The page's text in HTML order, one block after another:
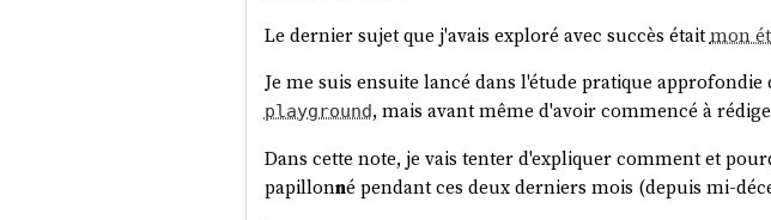
Un document médical sans identifiant, est-ce
Une question qui m'est tout de suite venue à l'esprit : un
patient — est-ce encore une donnée de santé ?
La réponse dépend de la possibilité de ré-identification.
moyen raisonnable de le relier à une personne, alors ce
périmètre du RGPD et du HDS.
Le dernier sujet que j'avais exploré avec succès étaitmon
Je me suis ensuite lancé dans l'étude pratique approfondie
playground, mais avant même d'avoir commencé à
Dans cette note, je vais tenter d'expliquer comment et
papillonné pendant ces deux derniers mois (depuis mi-